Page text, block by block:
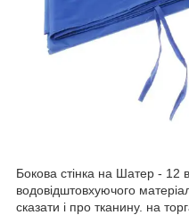
Бокова стінка на Шатер - 12
водовідштовхуючого
сказати і про тканину. на